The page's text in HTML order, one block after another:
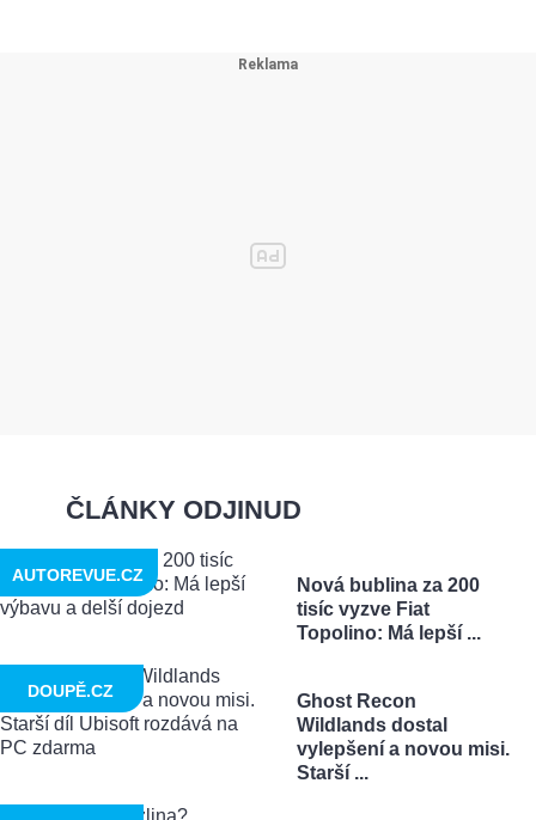
ČLÁNKY ODJINUD
Nová bublina za 200
tisíc vyzve Fiat
Topolino: Má lepší ...
AUTOREVUE.CZ
Ghost Recon
Wildlands dostal
vylepšení a novou misi.
Starší ...
DOUPĚ.CZ